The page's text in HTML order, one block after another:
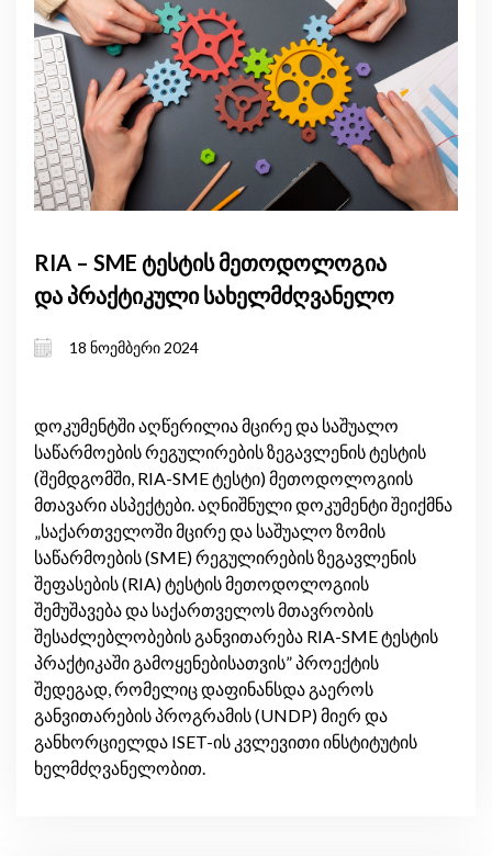
RIA – SME ტესტის მეთოდოლოგია
და პრაქტიკული სახელმძღვანელო
18 ნოემბერი 2024
დოკუმენტში აღწერილია მცირე და საშუალო
საწარმოების რეგულირების ზეგავლენის ტესტის
(შემდგომში, RIA-SME ტესტი) მეთოდოლოგიის
მთავარი ასპექტები. აღნიშნული დოკუმენტი შეიქმნა
„საქართველოში მცირე და საშუალო ზომის
საწარმოების (SME) რეგულირების ზეგავლენის
შეფასების (RIA) ტესტის მეთოდოლოგიის
შემუშავება და საქართველოს მთავრობის
შესაძლებლობების განვითარება RIA-SME ტესტის
პრაქტიკაში გამოყენებისათვის” პროექტის
შედეგად, რომელიც დაფინანსდა გაეროს
განვითარების პროგრამის (UNDP) მიერ და
განხორციელდა ISET-ის კვლევითი ინსტიტუტის
ხელმძღვანელობით.